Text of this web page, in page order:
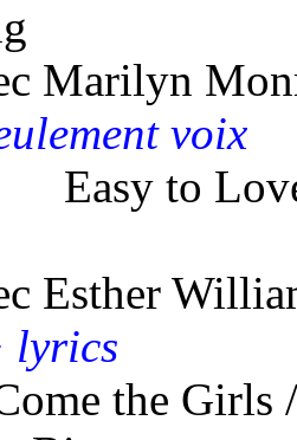
Marilyn
voix
Easy to
Esther
lyrics
the Girls